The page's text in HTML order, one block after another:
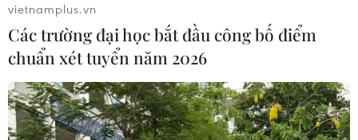
vietnamplus.vn
Các trường đại học bắt đầu công bố điểm
chuẩn xét tuyển năm 2026